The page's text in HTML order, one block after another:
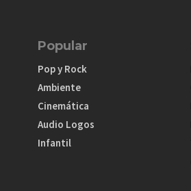
Popular
Pop y Rock
Ambiente
Cinemática
Audio Logos
Infantil